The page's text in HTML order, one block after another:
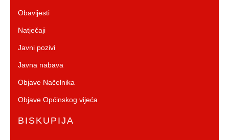
Obavijesti
Natječaji
Javni pozivi
Javna nabava
Objave Načelnika
Objave Općinskog vijeća
BISKUPIJA